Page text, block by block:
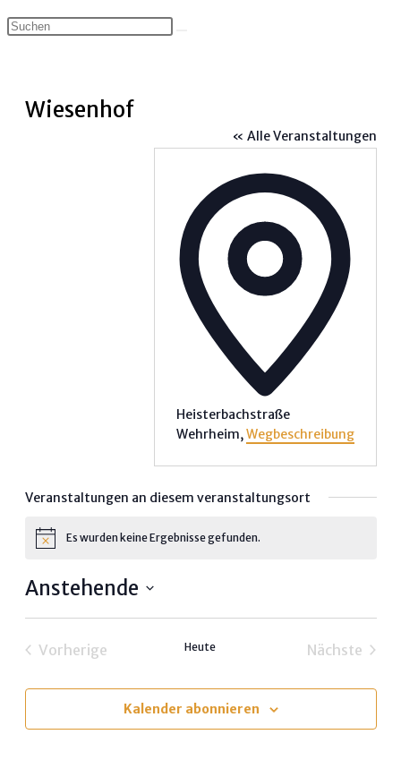
Wiesenhof
« Alle Veranstaltungen
Heisterbachstraße
Wehrheim,Wegbeschreibung
Veranstaltungen an diesem veranstaltungsort
HinweisEs wurden keine Ergebnisse gefunden.
Anstehende
Vorherige
Heute
Nächste
Kalender abonnieren